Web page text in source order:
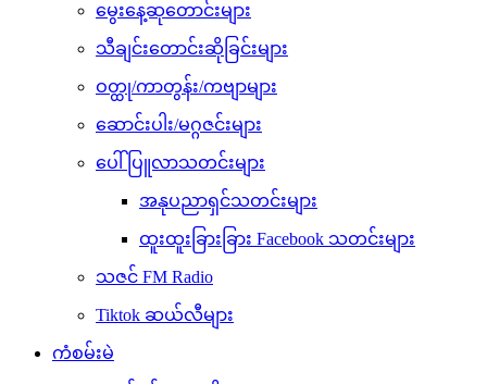
မွေးနေ့ဆုတောင်းများ
သီချင်းတောင်းဆိုခြင်းများ
ဝတ္ထု/ကာတွန်း/ကဗျာများ
ဆောင်းပါး/မဂ္ဂဇင်းများ
ပေါ်ပြူလာသတင်းများ
အနုပညာရှင်သတင်းများ
ထူးထူးခြားခြား Facebook သတင်းများ
သဇင် FM Radio
Tiktok ဆယ်လီများ
ကံစမ်းမဲ